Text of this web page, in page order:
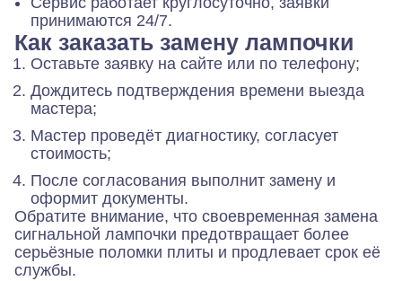
принимаются 24/7.
Как заказать замену лампочки
Оставьте заявку на сайте или по телефону;
Дождитесь подтверждения времени выезда
мастера;
Мастер проведёт диагностику, согласует
стоимость;
После согласования выполнит замену и
оформит документы.
Обратите внимание, что своевременная замена
сигнальной лампочки предотвращает более
серьёзные поломки плиты и продлевает срок её
службы.